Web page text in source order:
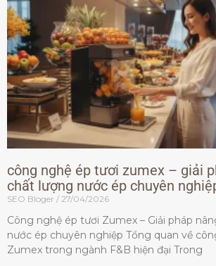
công nghệ ép tươi zumex – giải
chất lượng nước ép chuyên
SEO Bloger 27/04/2026
Công nghệ ép tươi Zumex – Giải pháp
nước ép chuyên nghiệp Tổng quan về
Zumex trong ngành F&B hiện đại Trong